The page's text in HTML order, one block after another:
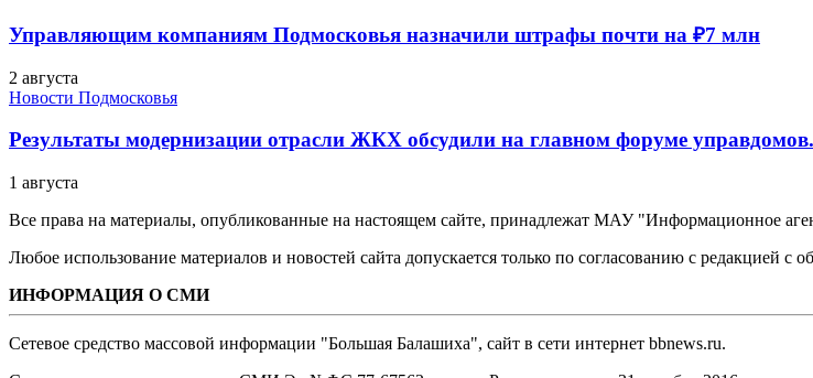
Управляющим компаниям Подмосковья назначили штрафы почти на ₽7 млн
2 августа
Новости Подмосковья
Результаты модернизации отрасли ЖКХ обсудили на главном форуме
1 августа
Все права на материалы, опубликованные на настоящем сайте, принадлежат МАУ "Информационное
Любое использование материалов и новостей сайта допускается только по согласованию с редакцией с
ИНФОРМАЦИЯ О СМИ
Сетевое средство массовой информации "Большая Балашиха", сайт в сети интернет bbnews.ru.